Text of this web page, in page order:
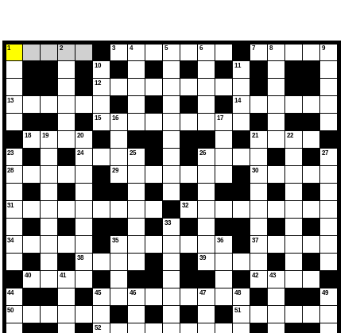
1
13
23
28
31
34
44
50
18
40
19
2
41
20
24
38
10
12
15
45
52
3
16
29
35
4
25
46
5
33
32
6
26
39
47
17
36
11
14
48
51
7
21
30
37
42
8
43
22
9
27
49